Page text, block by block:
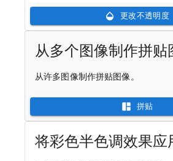
更改不透明度
从多个图像制作拼贴
从许多图像制作拼贴图像。
拼贴
将彩色半色调效果应